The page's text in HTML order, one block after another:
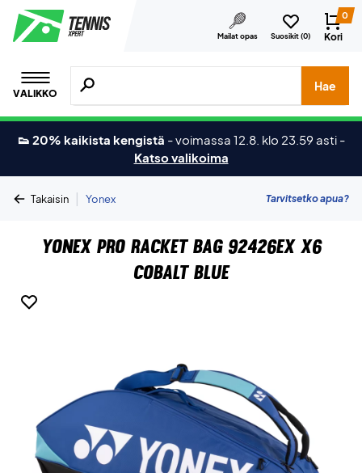
Mailat opas Suosikit (0)
0
Kori
VALIKKO
Hae tuotteita, merkkejä jne.
Hae
👟 20% kaikista kengistä -voimassa 12.8. klo 23.59 asti -
Katso valikoima
Takaisin | Yonex Tarvitsetko apua?
Yonex Pro Racket Bag 92426EX X6
Cobalt Blue